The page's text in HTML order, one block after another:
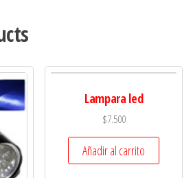
Lampara led
$7.500
Añadir al carrito